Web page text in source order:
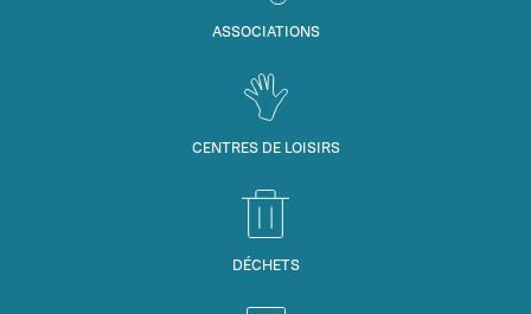
ASSOCIATIONS
CENTRES DE LOISIRS
DÉCHETS